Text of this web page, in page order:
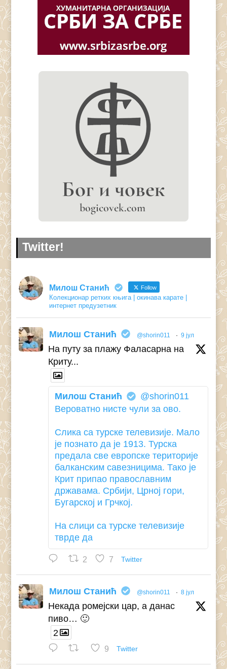
Twitter!
Милош Станић Follow
Колекционар ретких књига | окинава карате |
интернет предузетник
Милош Станић @shorin011 · 9 јул
На путу за плажу Фаласарна на
Криту...
Милош Станић
@shorin011
Вероватно нисте чули за ово.
Слика са турске телевизије. Мало
је познато да је 1913. Турска
предала све европске територије
балканским савезницима. Тако је
Крит припао православним
државама. Србији, Црној гори,
Бугарској и Грчкој.
На слици са турске телевизије
тврде да
2 7 Twitter
Милош Станић @shorin011 · 8 јул
Некада ромејски цар, а данас
пиво… 🙂
2
9 Twitter